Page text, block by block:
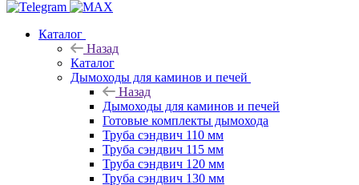
Каталог
Назад
Каталог
Дымоходы для каминов и печей
Назад
Дымоходы для каминов и печей
Готовые комплекты дымохода
Труба сэндвич 110 мм
Труба сэндвич 115 мм
Труба сэндвич 120 мм
Труба сэндвич 130 мм